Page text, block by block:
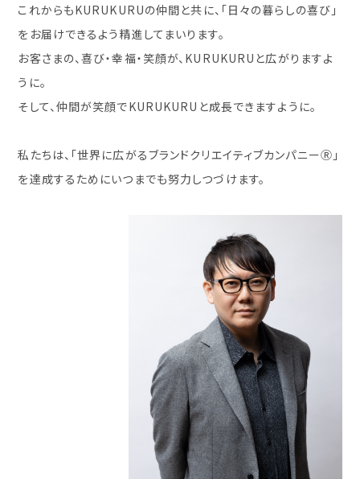
これからもKURUKURUの仲間と共に、「日々の暮らしの喜び」
をお届けできるよう精進してまいります。
お客さまの、喜び・幸福・笑顔が、KURUKURUと広がりますよ
うに。
そして、仲間が笑顔でKURUKURUと成長できますように。
私たちは、「世界に広がるブランドクリエイティブカンパニーⓇ」
を達成するためにいつまでも努力しつづけます。